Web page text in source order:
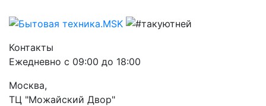
Контакты
Ежедневно с 09:00 до 18:00
Москва,
ТЦ "Можайский Двор"